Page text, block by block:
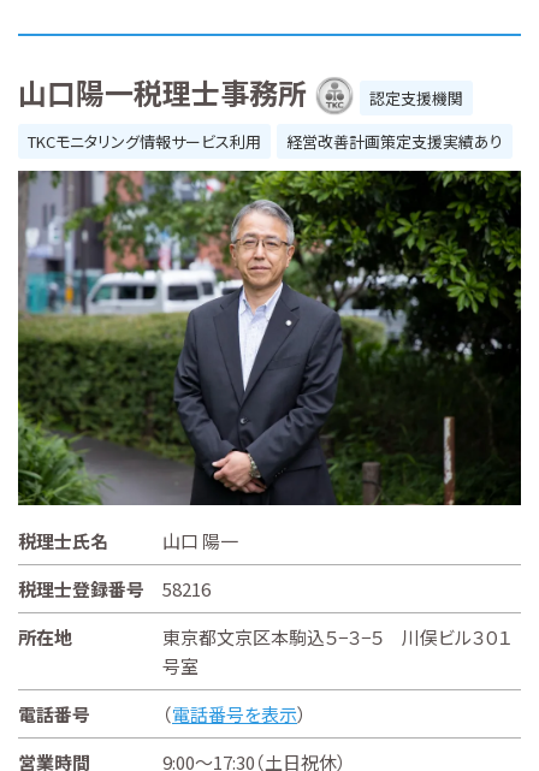
山口陽一税理士事務所
認定支援機関
TKCモニタリング情報サービス利用
経営改善計画策定支援実績あり
税理士氏名
山口 陽一
税理士登録番号
58216
所在地
東京都文京区本駒込５−３−５ 川俣ビル３０１
号室
電話番号
（電話番号を表示）
営業時間
9:00～17:30（土日祝休）